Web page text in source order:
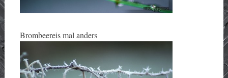
Brombeereis mal anders